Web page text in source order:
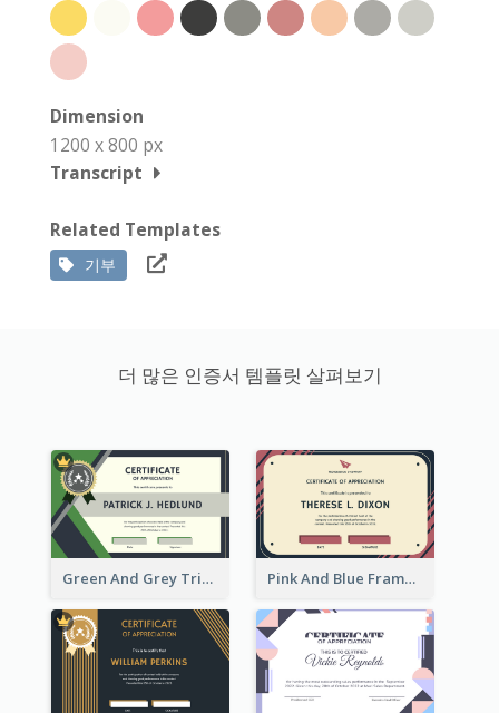
Dimension
1200 x 800 px
Transcript
Related Templates
기부
더 많은 인증서 템플릿 살펴보기
Green And Grey Triangles With Badge Certificate Pink And Blue Frame Company Certificate